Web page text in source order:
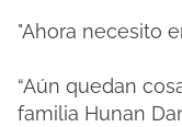
"Ahora necesito
“Aún quedan
familia Hunan